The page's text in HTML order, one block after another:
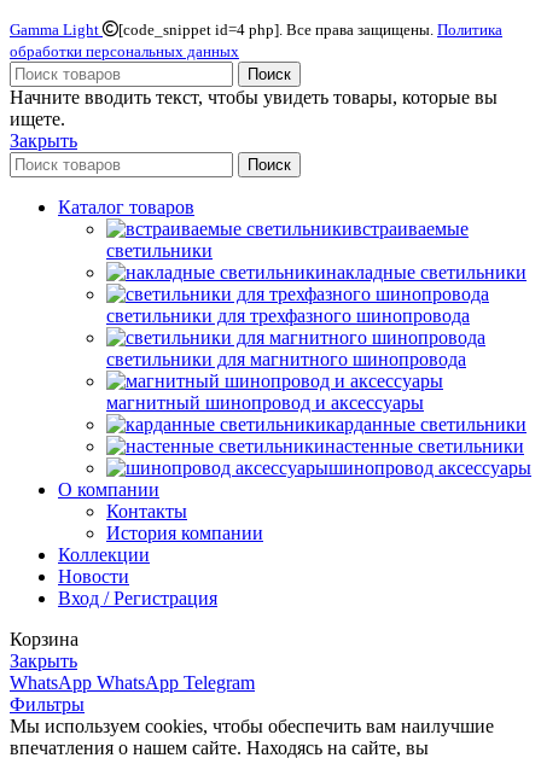
Gamma Light [code_snippet id=4 php]. Все права защищены. Политика
обработки персональных данных
Поиск
Начните вводить текст, чтобы увидеть товары, которые вы
ищете.
Закрыть
Поиск
Каталог товаров
встраиваемые
светильники
накладные светильники
светильники для трехфазного шинопровода
светильники для магнитного шинопровода
магнитный шинопровод и аксессуары
карданные светильники
настенные светильники
шинопровод аксессуары
О компании
Контакты
История компании
Коллекции
Новости
Вход / Регистрация
Корзина
Закрыть
WhatsApp WhatsApp Telegram
Фильтры
Мы используем cookies, чтобы обеспечить вам наилучшие
впечатления о нашем сайте. Находясь на сайте, вы